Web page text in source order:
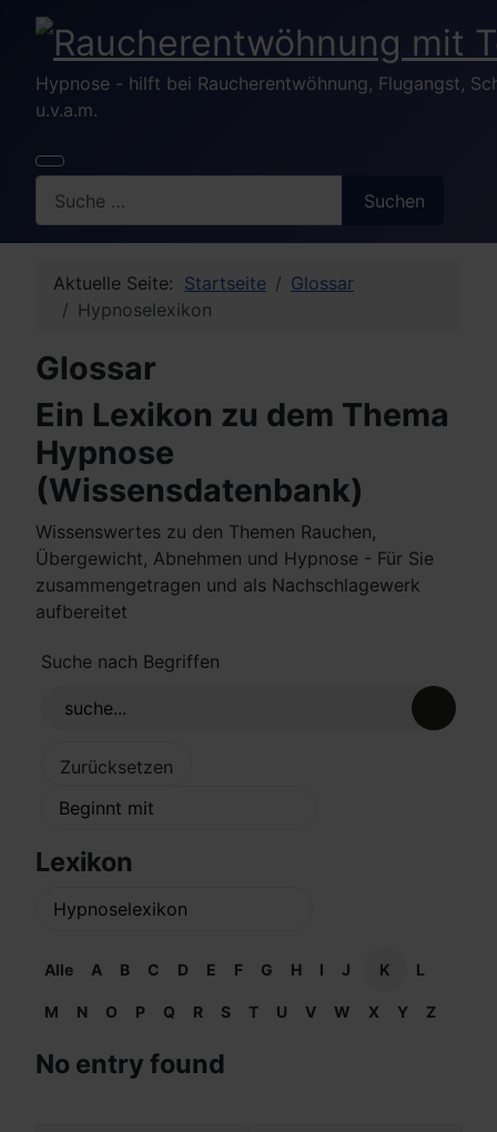
Hypnose - hilft bei Raucherentwöhnung, Flugangst,
u.v.a.m.
Suchen
Aktuelle Seite: Startseite
Glossar
Hypnoselexikon
Glossar
Ein Lexikon zu dem Thema
Hypnose
(Wissensdatenbank)
Wissenswertes zu den Themen Rauchen,
Übergewicht, Abnehmen und Hypnose - Für Sie
zusammengetragen und als Nachschlagewerk
aufbereitet
Suche nach Begriffen
Lexikon
Alle A B C D E F G H I J K L
M N O P Q R S T U V W X Y Z
No entry found